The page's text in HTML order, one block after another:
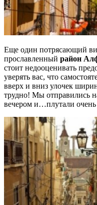
Еще один потрясающий
прославленный район
стоит недооценивать
уверять вас, что
вверх и вниз улочек
трудно! Мы отправились
вечером и…плутали очень